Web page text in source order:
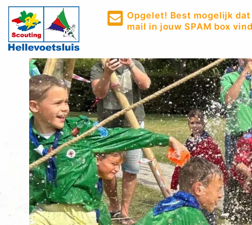
Opgelet! Best mogelijk dat
mail in jouw SPAM box